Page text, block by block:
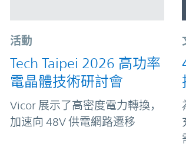
活動
Tech Taipei 2026 高功率
電晶體技術研討會
Vicor 展示了高密度電力轉換，
加速向 48V 供電網路遷移